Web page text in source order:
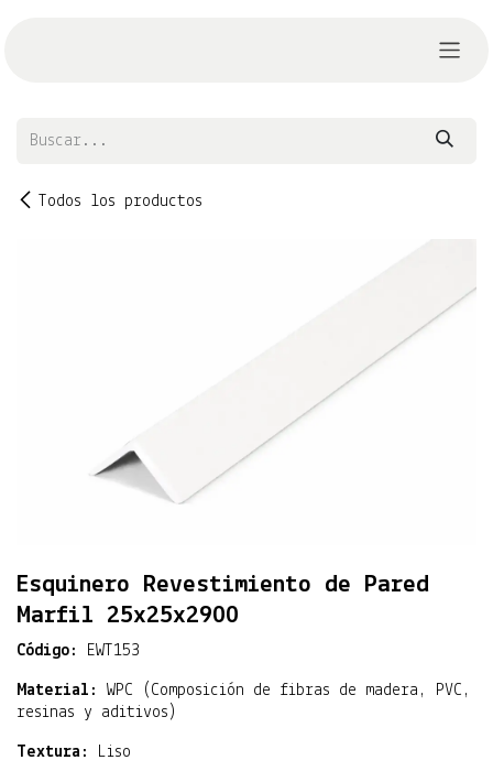
Todos los productos
Esquinero Revestimiento de Pared
Marfil 25x25x2900
Código: EWT153
Material:
WPC (Composición de fibras de madera, PVC,
resinas y aditivos)
Textura: Liso